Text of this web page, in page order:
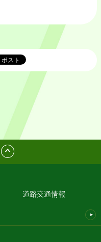
道路交通情報